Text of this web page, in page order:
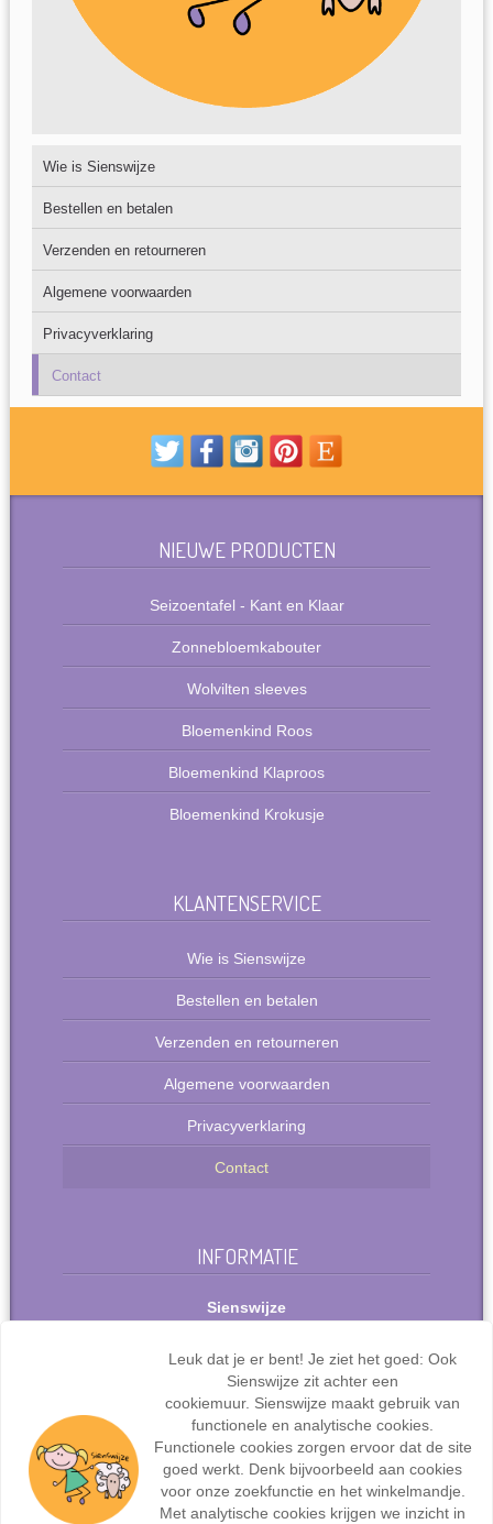
Wie is Sienswijze
Bestellen en betalen
Verzenden en retourneren
Algemene voorwaarden
Privacyverklaring
Contact
NIEUWE PRODUCTEN
Seizoentafel - Kant en Klaar
Zonnebloemkabouter
Wolvilten sleeves
Bloemenkind Roos
Bloemenkind Klaproos
Bloemenkind Krokusje
KLANTENSERVICE
Wie is Sienswijze
Bestellen en betalen
Verzenden en retourneren
Algemene voorwaarden
Privacyverklaring
Contact
INFORMATIE
Sienswijze
2711 PP Zoetermeer
Nederland
Tel: +31(0)627072095
info@sienswijze.nl
KvK-nr.: 67667317
Leuk dat je er bent! Je ziet het goed: Ook
Sienswijze zit achter een
cookiemuur. Sienswijze maakt gebruik van
functionele en analytische cookies.
Functionele cookies zorgen ervoor dat de site
goed werkt. Denk bijvoorbeeld aan cookies
voor onze zoekfunctie en het winkelmandje.
Met analytische cookies krijgen we inzicht in